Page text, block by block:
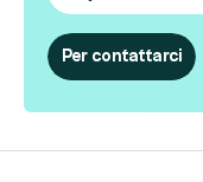
Per contattarci